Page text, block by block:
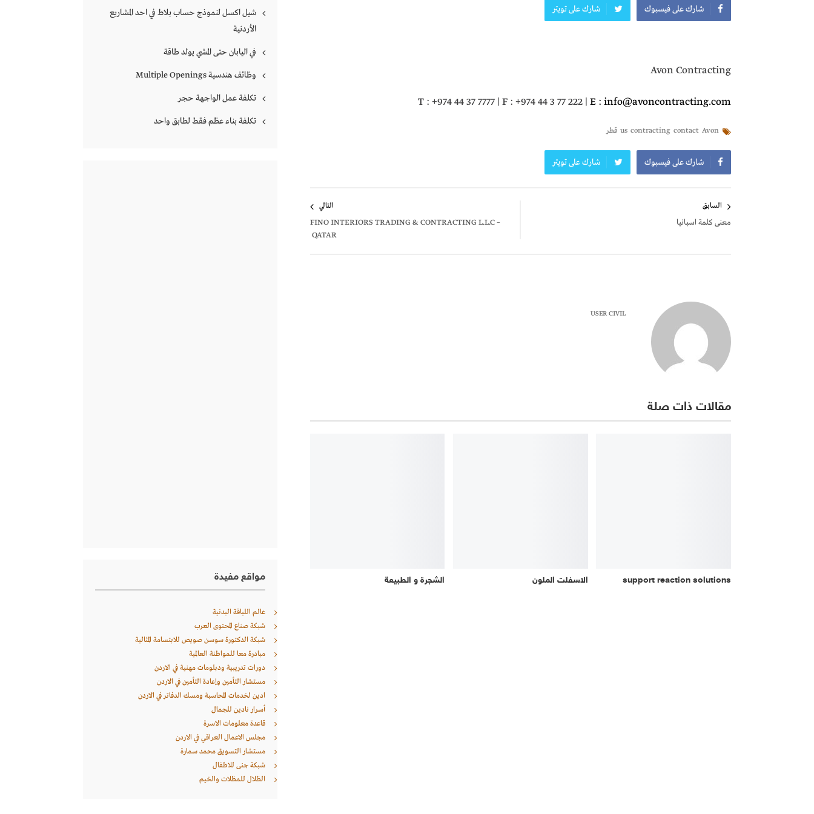
شارك على فيسبوك شارك على تويتر
Avon Contracting
T : +974 44 37 7777 | F : +974 44 3 77 222 | E : info@avoncontracting.com
Avon
contact
contracting
us قطر
شارك على فيسبوك شارك على تويتر
المقالات
السابق
معنى كلمة اسبانيا
التالي
FINO INTERIORS TRADING & CONTRACTING L.L.C –
QATAR
USER CIVIL
مقالات ذات صلة
support reaction solutions الاسفلت الملون الشجرة و الطبيعة
شيل اكسل لنموذج حساب بلاط في احد المشاريع
الأردنية
في اليابان حتى المشي يولد طاقة
وظائف هندسية Multiple Openings
تكلفة عمل الواجهة حجر
تكلفة بناء عظم فقط لطابق واحد
مواقع مفيدة
عالم اللياقة البدنية
شبكة صناع المحتوى العرب
شبكة الدكتورة سوسن صويص للابتسامة المثالية
مبادرة معا للمواطنة العالمية
دورات تدريبية ودبلومات مهنية في الاردن
مستشار التأمين وإعادة التأمين في الاردن
ادين لخدمات المحاسبة ومسك الدفاتر في الاردن
أسرار نادين للجمال
قاعدة معلومات الاسرة
مجلس الاعمال العراقي في الاردن
مستشار التسويق محمد سمارة
شبكة جنى للاطفال
الظلال للمظلات والخيم